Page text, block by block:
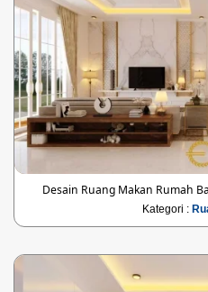
Desain Ruang Makan Rumah
Kategori :